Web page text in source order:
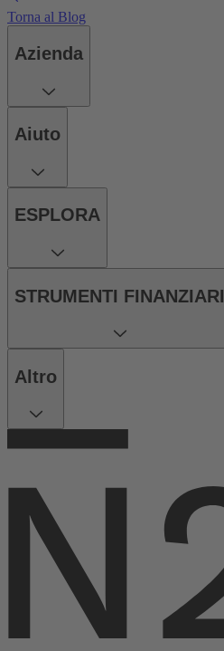
Torna al Blog
Azienda
Aiuto
ESPLORA
STRUMENTI FINANZIARI
Altro